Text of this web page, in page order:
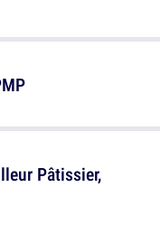
Pâtissier,